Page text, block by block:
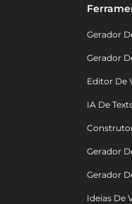
Gerador
Gerador
Editor De
IA De
Gerador
Gerador
Ideias De